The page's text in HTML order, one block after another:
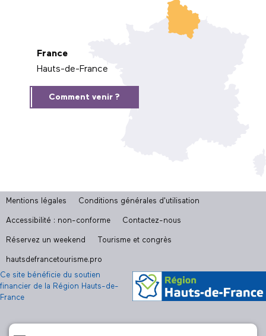
France
Hauts-de-France
Comment venir ?
Mentions légales Conditions générales d'utilisation
Accessibilité : non-conforme Contactez-nous
Réservez un weekend Tourisme et congrès
hautsdefrancetourisme.pro
Ce site bénéficie du soutien
financier de la Région Hauts-de-
France